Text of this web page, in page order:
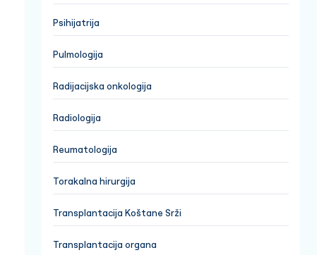
Psihijatrija
Pulmologija
Radijacijska onkologija
Radiologija
Reumatologija
Torakalna hirurgija
Transplantacija Koštane Srži
Transplantacija organa